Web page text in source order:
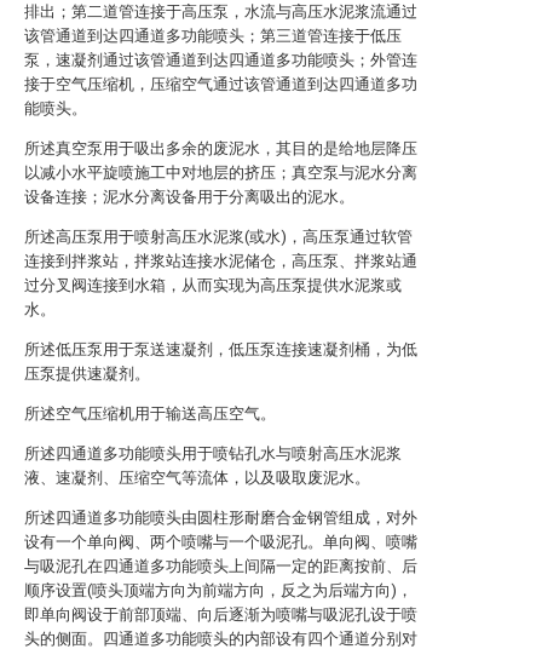
排出；第二道管连接于高压泵，水流与高压水泥浆流通过
该管通道到达四通道多功能喷头；第三道管连接于低压
泵，速凝剂通过该管通道到达四通道多功能喷头；外管连
接于空气压缩机，压缩空气通过该管通道到达四通道多功
能喷头。
所述真空泵用于吸出多余的废泥水，其目的是给地层降压
以减小水平旋喷施工中对地层的挤压；真空泵与泥水分离
设备连接；泥水分离设备用于分离吸出的泥水。
所述高压泵用于喷射高压水泥浆(或水)，高压泵通过软管
连接到拌浆站，拌浆站连接水泥储仓，高压泵、拌浆站通
过分叉阀连接到水箱，从而实现为高压泵提供水泥浆或
水。
所述低压泵用于泵送速凝剂，低压泵连接速凝剂桶，为低
压泵提供速凝剂。
所述空气压缩机用于输送高压空气。
所述四通道多功能喷头用于喷钻孔水与喷射高压水泥浆
液、速凝剂、压缩空气等流体，以及吸取废泥水。
所述四通道多功能喷头由圆柱形耐磨合金钢管组成，对外
设有一个单向阀、两个喷嘴与一个吸泥孔。单向阀、喷嘴
与吸泥孔在四通道多功能喷头上间隔一定的距离按前、后
顺序设置(喷头顶端方向为前端方向，反之为后端方向)，
即单向阀设于前部顶端、向后逐渐为喷嘴与吸泥孔设于喷
头的侧面。四通道多功能喷头的内部设有四个通道分别对